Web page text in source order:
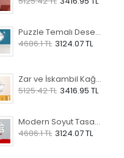
Puzzle Temalı Desen Saat
4686.1 TL 3124.07 TL
Zar ve İskambil Kağıt Temalı Desen Saat
5125.42 TL 3416.95 TL
Modern Soyut Tasarım 5 Temalı Desen Saat
4686.1 TL 3124.07 TL